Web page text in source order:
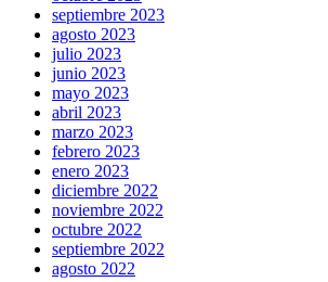
septiembre 2023
agosto 2023
julio 2023
junio 2023
mayo 2023
abril 2023
marzo 2023
febrero 2023
enero 2023
diciembre 2022
noviembre 2022
octubre 2022
septiembre 2022
agosto 2022